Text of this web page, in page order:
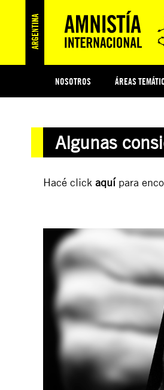
NOSOTROS ÁREAS
PREGUNTAS FRECUENTES
Algunas
Hacé click aquí para